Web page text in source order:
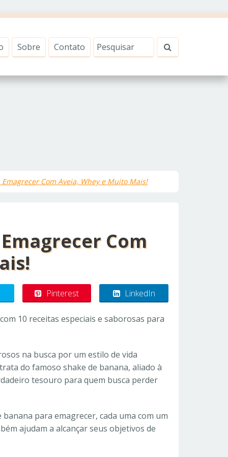
Sobre Contato
Com Aveia, Whey e Muito Mais!
Com
Pinterest LinkedIn
10 receitas especiais e saborosas para
na busca por um estilo de vida
do famoso shake de banana, aliado à
tesouro para quem busca perder
para emagrecer, cada uma com um
ajudam a alcançar seus objetivos de